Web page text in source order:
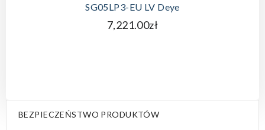
SG05LP3-EU LV Deye
7,221.00zł
BEZPIECZEŃSTWO PRODUKTÓW